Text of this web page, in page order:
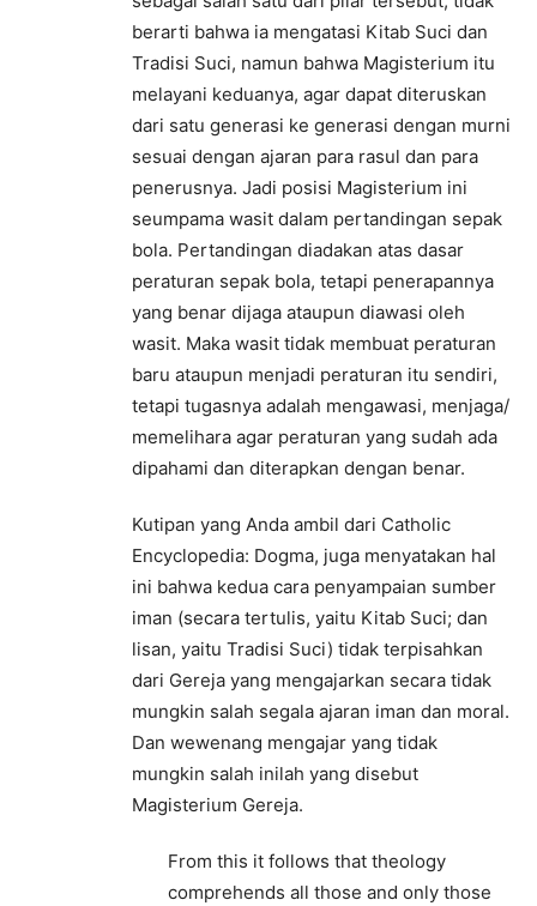
berarti bahwa ia mengatasi Kitab Suci dan
Tradisi Suci, namun bahwa Magisterium itu
melayani keduanya, agar dapat diteruskan
dari satu generasi ke generasi dengan murni
sesuai dengan ajaran para rasul dan para
penerusnya. Jadi posisi Magisterium ini
seumpama wasit dalam pertandingan sepak
bola. Pertandingan diadakan atas dasar
peraturan sepak bola, tetapi penerapannya
yang benar dijaga ataupun diawasi oleh
wasit. Maka wasit tidak membuat peraturan
baru ataupun menjadi peraturan itu sendiri,
tetapi tugasnya adalah mengawasi, menjaga/
memelihara agar peraturan yang sudah ada
dipahami dan diterapkan dengan benar.
Kutipan yang Anda ambil dari Catholic
Encyclopedia: Dogma, juga menyatakan hal
ini bahwa kedua cara penyampaian sumber
iman (secara tertulis, yaitu Kitab Suci; dan
lisan, yaitu Tradisi Suci) tidak terpisahkan
dari Gereja yang mengajarkan secara tidak
mungkin salah segala ajaran iman dan moral.
Dan wewenang mengajar yang tidak
mungkin salah inilah yang disebut
Magisterium Gereja.
From this it follows that theology
comprehends all those and only those